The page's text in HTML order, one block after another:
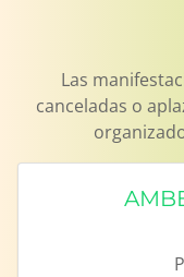
Las
canceladas o